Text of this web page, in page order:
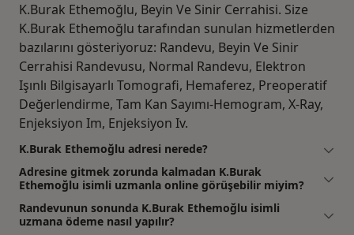
K.Burak Ethemoğlu, Beyin Ve Sinir Cerrahisi. Size
K.Burak Ethemoğlu tarafından sunulan hizmetlerden
bazılarını gösteriyoruz: Randevu, Beyin Ve Sinir
Cerrahisi Randevusu, Normal Randevu, Elektron
Işınlı Bilgisayarlı Tomografi, Hemaferez, Preoperatif
Değerlendirme, Tam Kan Sayımı-Hemogram, X-Ray,
Enjeksiyon Im, Enjeksiyon Iv.
K.Burak Ethemoğlu adresi nerede?
Adresine gitmek zorunda kalmadan K.Burak
Ethemoğlu isimli uzmanla online görüşebilir miyim?
Randevunun sonunda K.Burak Ethemoğlu isimli
uzmana ödeme nasıl yapılır?